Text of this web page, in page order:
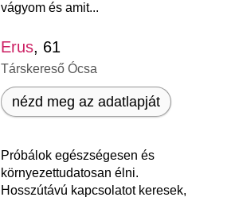
vágyom és amit...
Erus, 61
Társkereső Ócsa
nézd meg az adatlapját
Próbálok egészségesen és
környezettudatosan élni.
Hosszútávú kapcsolatot keresek,